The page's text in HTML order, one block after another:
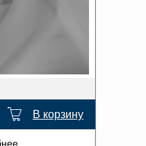
В корзину